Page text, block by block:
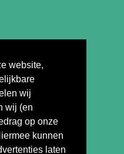
website,
wij
wij (en
op onze
kunnen
laten